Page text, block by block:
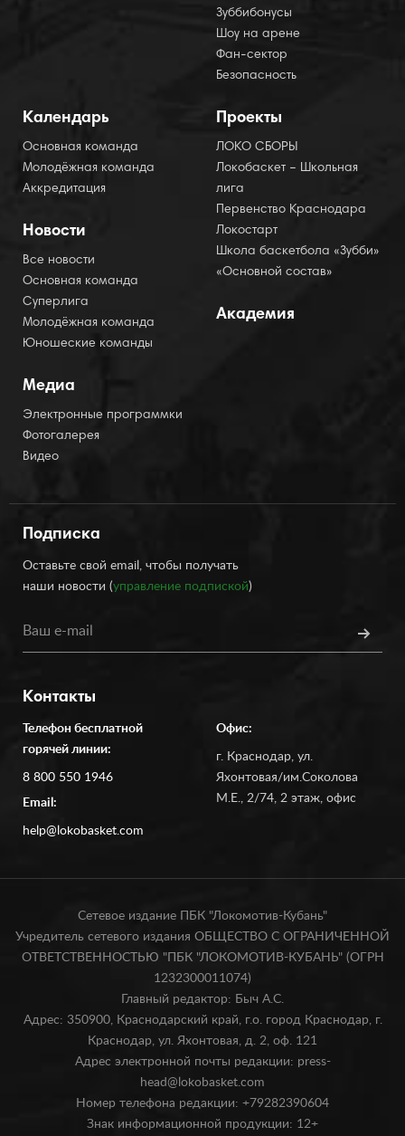
Зуббибонусы
Шоу на арене
Фан-сектор
Безопасность
Календарь
Основная команда
Молодёжная команда
Аккредитация
Новости
Все новости
Основная команда
Суперлига
Молодёжная команда
Юношеские команды
Медиа
Электронные программки
Фотогалерея
Видео
Проекты
ЛОКО СБОРЫ
Локобаскет – Школьная
лига
Первенство Краснодара
Локостарт
Школа баскетбола «Зубби»
«Основной состав»
Академия
Подписка
Оставьте свой email, чтобы получать
наши новости (управление подпиской)
Контакты
Телефон бесплатной
горячей линии:
8 800 550 1946
Email:
help@lokobasket.com
Офис:
г. Краснодар, ул.
Яхонтовая/им.Соколова
М.Е., 2/74, 2 этаж, офис
Сетевое издание ПБК "Локомотив-Кубань"
Учредитель сетевого издания ОБЩЕСТВО С ОГРАНИЧЕННОЙ
ОТВЕТСТВЕННОСТЬЮ "ПБК "ЛОКОМОТИВ-КУБАНЬ" (ОГРН
1232300011074)
Главный редактор: Быч А.С.
Адрес: 350900, Краснодарский край, г.о. город Краснодар, г.
Краснодар, ул. Яхонтовая, д. 2, оф. 121
Адрес электронной почты редакции: press-
head@lokobasket.com
Номер телефона редакции: +79282390604
Знак информационной продукции: 12+